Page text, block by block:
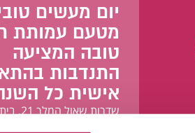
יום מעשים
מטעם עמותת
טובה המציעה
התנדבות
אישית כל
שדרות